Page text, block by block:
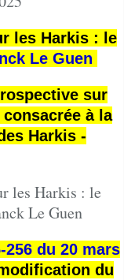
les Harkis : le
Le Guen
sur
à la
Harkis -
les Harkis : le
Le Guen
256 du 20 mars
du